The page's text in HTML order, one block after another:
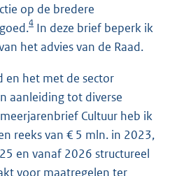
op de bredere
4 In deze brief beperk ik
het advies van de Raad.
en het met de sector
aanleiding tot diverse
Cultuur heb ik
reeks van € 5 mln. in 2023,
en vanaf 2026 structureel
voor maatregelen ter